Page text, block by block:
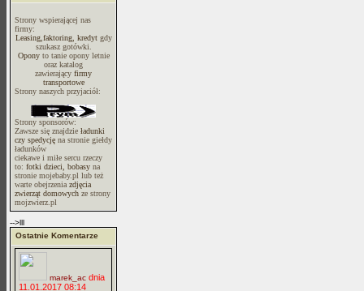
Strony wspierającej nas
firmy:
Leasing,faktoring, kredytgdy
szukasz gotówki.
Oponyto tanie opony letnie
oraz katalog
zawierający firmy
transportowe
Strony naszych przyjaciół:
Strony sponsorów:
Zawsze się znajdzie ładunki
czy spedycję na stronie giełdy
ładunków
ciekawe i miłe sercu rzeczy
to: fotki dzieci, bobasy na
stronie mojebaby.pl lub też
warte obejrzenia zdjęcia
zwierząt domowych ze strony
mojzwierz.pl
-->lll
Ostatnie Komentarze
marek_ac dnia
11.01.2017 08:14